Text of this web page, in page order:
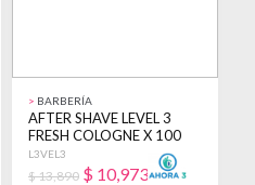
> BARBERÍA
AFTER SHAVE LEVEL 3
FRESH COLOGNE X 100
ML
L3VEL3
$ 13,890 $ 10,973